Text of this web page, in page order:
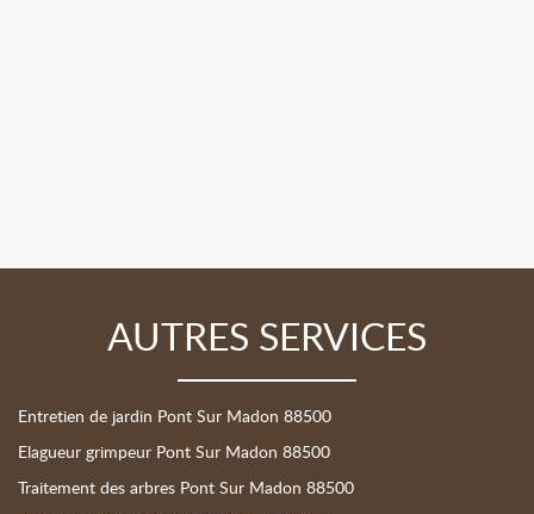
AUTRES SERVICES
Entretien de jardin Pont Sur Madon 88500
Elagueur grimpeur Pont Sur Madon 88500
Traitement des arbres Pont Sur Madon 88500